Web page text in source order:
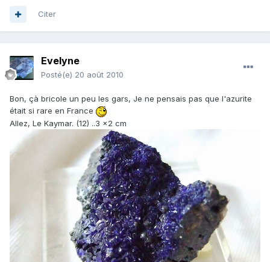
Citer
Evelyne
Posté(e) 20 août 2010
Bon, çà bricole un peu les gars, Je ne pensais pas que l'azurite
était si rare en France
Allez, Le Kaymar. (12) ..3 x2 cm